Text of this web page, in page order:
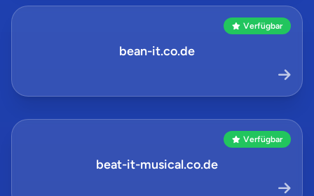
Verfügbar
bean-it.co.de
Verfügbar
beat-it-musical.co.de